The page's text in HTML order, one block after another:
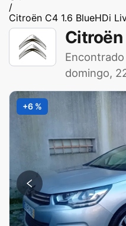
/
Citroën C4 1.6 BlueHDi
Citroën
domingo,
+6 %